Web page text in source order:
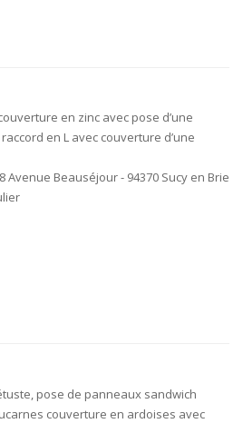
en zinc avec pose d’une
en L avec couverture d’une
Avenue Beauséjour - 94370 Sucy en Brie
pose de panneaux sandwich
couverture en ardoises avec